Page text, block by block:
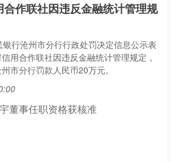
作联社因违反金融统计管理规
行沧州市分行行政处罚决定信息公示表
用合作联社因违反金融统计管理规定，
市分行罚款人民币20万元。